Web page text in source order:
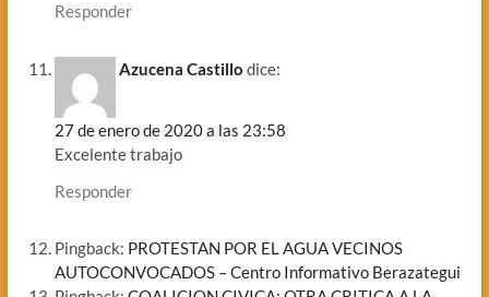
Responder
Azucena Castillo dice:
27 de enero de 2020 a las 23:58
Excelente trabajo
Responder
Pingback: PROTESTAN POR EL AGUA VECINOS
AUTOCONVOCADOS – Centro Informativo Berazategui